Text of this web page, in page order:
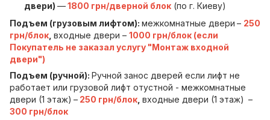
двери) —1800 грн/дверной блок (по г. Киеву)
Подъем (грузовым лифтом): межкомнатные двери – 250
грн/блок входные двери – 1000 грн/блок (если
Покупатель не заказал услугу "Монтаж входной
двери")
Подъем (ручной): Ручной занос дверей если лифт не
работает или грузовой лифт отустной - межкомнатные
двери (1 этаж) – 250 грн/блок входные двери (1 этаж) –
300 грн/блок